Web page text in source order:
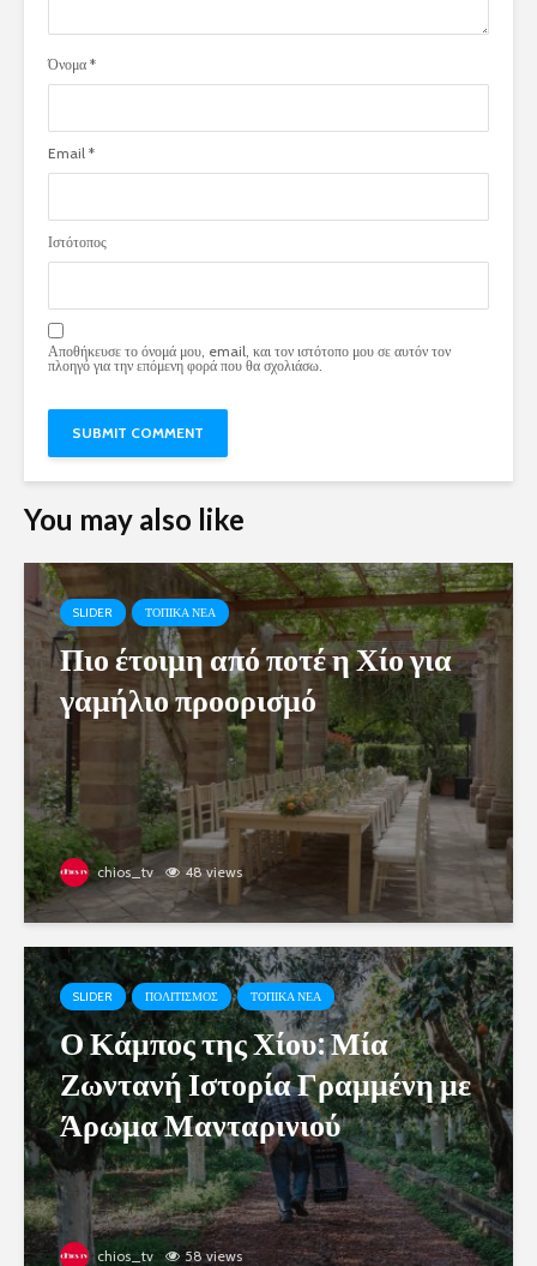
Όνομα *
Email *
Ιστότοπος
Αποθήκευσε το όνομά μου, email, και τον ιστότοπο μου σε αυτόν τον
πλοηγό για την επόμενη φορά που θα σχολιάσω.
You may also like
SLIDER ΤΟΠΙΚΑ ΝΕΑ
Πιο έτοιμη από ποτέ η Χίο για
γαμήλιο προορισμό
chios_tv 48 views
SLIDER ΠΟΛΙΤΙΣΜΟΣ ΤΟΠΙΚΑ ΝΕΑ
Ο Κάμπος της Χίου: Μία
Ζωντανή Ιστορία Γραμμένη με
Άρωμα Μανταρινιού
chios_tv 58 views